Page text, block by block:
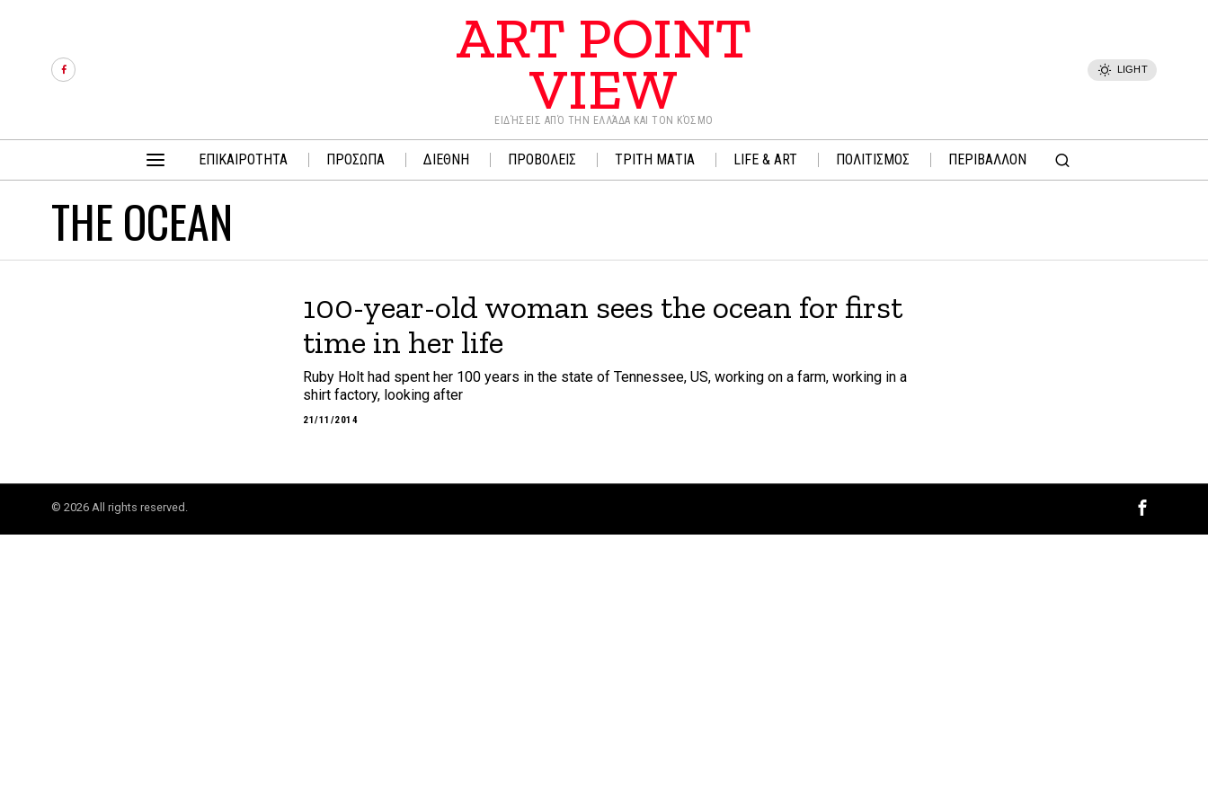
ART POINT
VIEW
ΕΙΔΉΣΕΙΣ ΑΠΌ ΤΗΝ ΕΛΛΆΔΑ ΚΑΙ ΤΟΝ ΚΌΣΜΟ
LIGHT
ΕΠΙΚΑΙΡΟΤΗΤΑ ΠΡΟΣΩΠΑ ΔΙΕΘΝΗ ΠΡΟΒΟΛΕΙΣ ΤΡΙΤΗ ΜΑΤΙΑ LIFE & ART ΠΟΛΙΤΙΣΜΟΣ ΠΕΡΙΒΑΛΛΟΝ
THE OCEAN
100-year-old woman sees the ocean for first
time in her life
Ruby Holt had spent her 100 years in the state of Tennessee, US, working on a farm, working in a
shirt factory, looking after
21/11/2014
© 2026 All rights reserved.